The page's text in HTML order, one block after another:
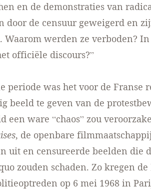
en de demonstraties van
door de censuur geweigerd en
werden ze verboden?
officiële discours?”
periode was het voor de Franse
beeld te geven van de
een ware “chaos” zou
, de openbare
uit en censureerde beelden die
zouden schaden. Zo kregen
op 6 mei 1968 in